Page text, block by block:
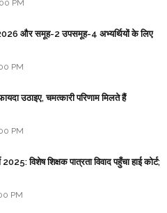
PM
और समूह-2 उपसमूह-4 अभ्यर्थियों के लिए
PM
उठाइए, चमत्कारी परिणाम मिलते हैं
PM
विशेष शिक्षक पात्रता विवाद पहुँचा हाई कोर्ट;
PM